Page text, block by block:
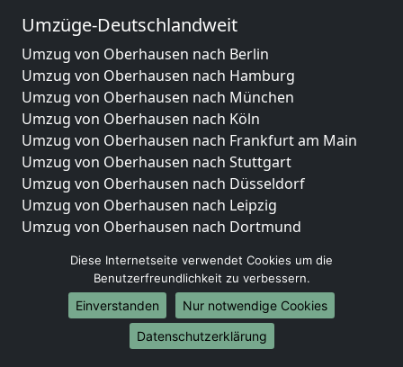
Umzüge-Deutschlandweit
Umzug von Oberhausen nach Berlin
Umzug von Oberhausen nach Hamburg
Umzug von Oberhausen nach München
Umzug von Oberhausen nach Köln
Umzug von Oberhausen nach Frankfurt am Main
Umzug von Oberhausen nach Stuttgart
Umzug von Oberhausen nach Düsseldorf
Umzug von Oberhausen nach Leipzig
Umzug von Oberhausen nach Dortmund
Umzug von Oberhausen nach Bremen
Umzug von Oberhausen nach Dresden
Umzug von Oberhausen nach Hannover
Umzug von Oberhausen nach Nürnberg
Umzug von Oberhausen nach Duisburg
Diese Internetseite verwendet Cookies um die
Benutzerfreundlichkeit zu verbessern.
Einverstanden
Nur notwendige Cookies
Datenschutzerklärung